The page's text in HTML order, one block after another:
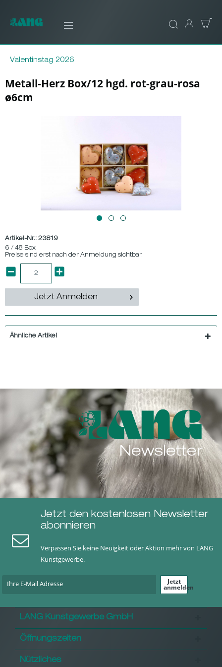
Valentinstag 2026
Metall-Herz Box/12 hgd. rot-grau-rosa
ø6cm
Artikel-Nr.: 23819
6 / 48 Box
Preise sind erst nach der Anmeldung sichtbar.
Jetzt Anmelden
Ähnliche Artikel
Newsletter
Jetzt den kostenlosen Newsletter
abonnieren
Verpassen Sie keine Neuigkeit oder Aktion mehr von LANG
Kunstgewerbe.
Jetzt
anmelden
LANG Kunstgewerbe GmbH
Öffnungszeiten
Nützliches